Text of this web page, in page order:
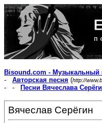
Bisound.com - Музыкальный
- Авторская песня (http://
- -
Песни Вячеслава
Вячеслав Серёгин